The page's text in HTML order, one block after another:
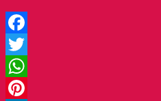
Facebook
Twitter
WhatsApp